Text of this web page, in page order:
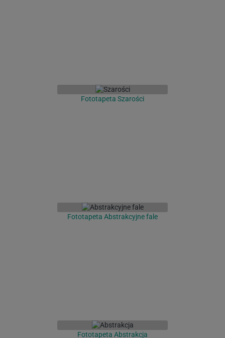
Fototapeta Szarości
Fototapeta Abstrakcyjne fale
Fototapeta Abstrakcja